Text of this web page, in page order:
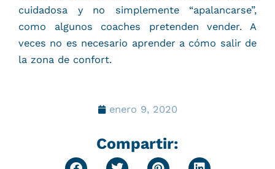
cuidadosa y no simplemente “apalancarse”,
como algunos coaches pretenden vender. A
veces no es necesario aprender a cómo salir de
la zona de confort.
enero 9, 2020
Compartir: